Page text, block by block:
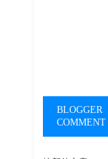
BLOGGER
COMMENT